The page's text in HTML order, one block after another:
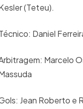
(Teteu).
Daniel
Marcelo
Jean Roberto e